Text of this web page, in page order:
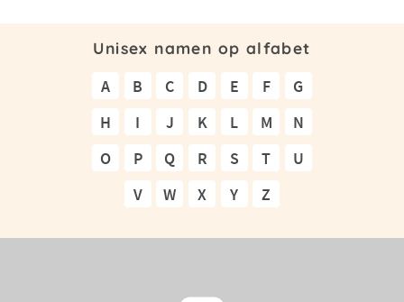
Unisex namen op alfabet
A B C D E F
G
H
I J K L M
N
O
P Q R S T
U
V
W X Y Z